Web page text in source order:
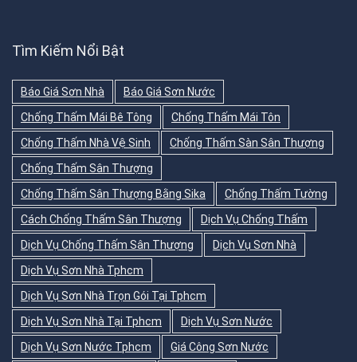
Tìm Kiếm Nổi Bật
Báo Giá Sơn Nhà
Báo Giá Sơn Nước
Chống Thấm Mái Bê Tông
Chống Thấm Mái Tôn
Chống Thấm Nhà Vệ Sinh
Chống Thấm Sàn Sân Thượng
Chống Thấm Sân Thượng
Chống Thấm Sân Thượng Bằng Sika
Chống Thấm Tường
Cách Chống Thấm Sân Thượng
Dịch Vụ Chống Thấm
Dịch Vụ Chống Thấm Sân Thượng
Dịch Vụ Sơn Nhà
Dịch Vụ Sơn Nhà Tphcm
Dịch Vụ Sơn Nhà Trọn Gói Tại Tphcm
Dịch Vụ Sơn Nhà Tại Tphcm
Dịch Vụ Sơn Nước
Dịch Vụ Sơn Nước Tphcm
Giá Công Sơn Nước